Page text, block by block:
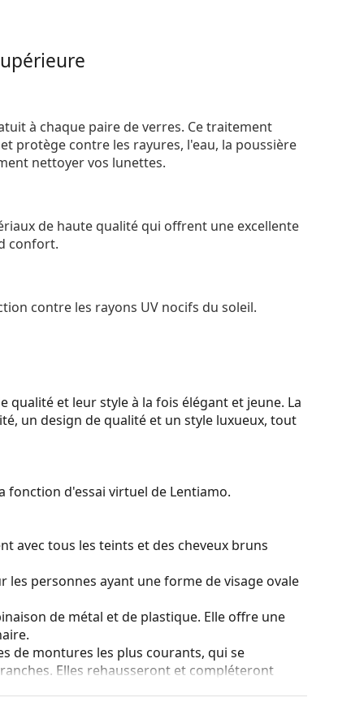
à chaque paire de verres. Ce traitement
protège contre les rayures, l'eau, la poussière
nettoyer vos lunettes.
de haute qualité qui offrent une excellente
confort.
contre les rayons UV nocifs du soleil.
et leur style à la fois élégant et jeune. La
un design de qualité et un style luxueux, tout
fonction d'essai virtuel de Lentiamo.
avec tous les teints et des cheveux bruns
personnes ayant une forme de visage ovale
de métal et de plastique. Elle offre une
de montures les plus courants, qui se
Elles rehausseront et compléteront
leur protection contre les dommages. Ce type
de plus grande puissance optique.